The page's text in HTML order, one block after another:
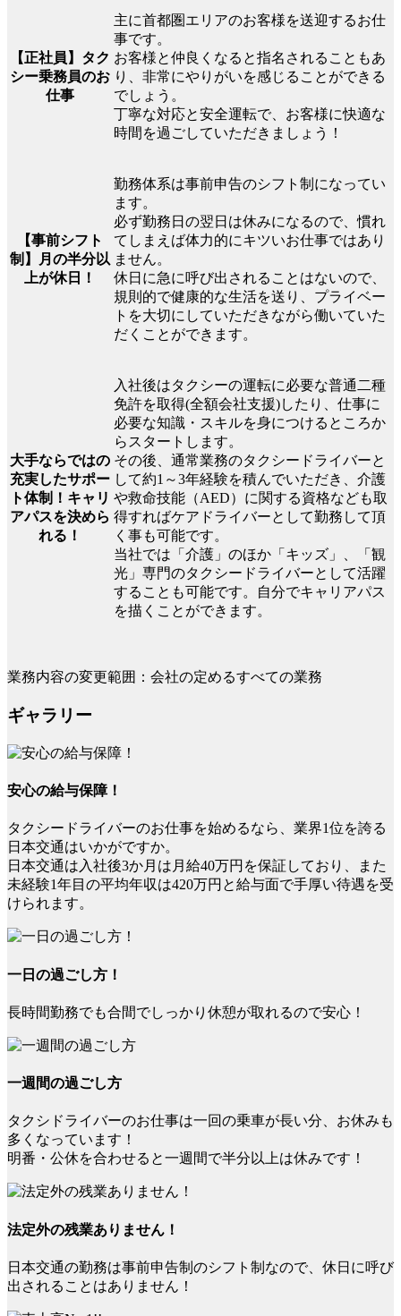
【正社員】タク
シー乗務員のお
仕事
主に首都圏エリアのお客様を送迎するお仕
事です。
お客様と仲良くなると指名されることもあ
り、非常にやりがいを感じることができる
でしょう。
丁寧な対応と安全運転で、お客様に快適な
時間を過ごしていただきましょう！
【事前シフト
制】月の半分以
上が休日！
勤務体系は事前申告のシフト制になってい
ます。
必ず勤務日の翌日は休みになるので、慣れ
てしまえば体力的にキツいお仕事ではあり
ません。
休日に急に呼び出されることはないので、
規則的で健康的な生活を送り、プライベー
トを大切にしていただきながら働いていた
だくことができます。
大手ならではの
充実したサポー
ト体制！キャリ
アパスを決めら
れる！
入社後はタクシーの運転に必要な普通二種
免許を取得(全額会社支援)したり、仕事に
必要な知識・スキルを身につけるところか
らスタートします。
その後、通常業務のタクシードライバーと
して約1～3年経験を積んでいただき、介護
や救命技能（AED）に関する資格なども取
得すればケアドライバーとして勤務して頂
く事も可能です。
当社では「介護」のほか「キッズ」、「観
光」専門のタクシードライバーとして活躍
することも可能です。自分でキャリアパス
を描くことができます。
業務内容の変更範囲：会社の定めるすべての業務
ギャラリー
安心の給与保障！
タクシードライバーのお仕事を始めるなら、業界1位を誇る
日本交通はいかがですか。
日本交通は入社後3か月は月給40万円を保証しており、また
未経験1年目の平均年収は420万円と給与面で手厚い待遇を受
けられます。
一日の過ごし方！
長時間勤務でも合間でしっかり休憩が取れるので安心！
一週間の過ごし方
タクシドライバーのお仕事は一回の乗車が長い分、お休みも
多くなっています！
明番・公休を合わせると一週間で半分以上は休みです！
法定外の残業ありません！
日本交通の勤務は事前申告制のシフト制なので、休日に呼び
出されることはありません！